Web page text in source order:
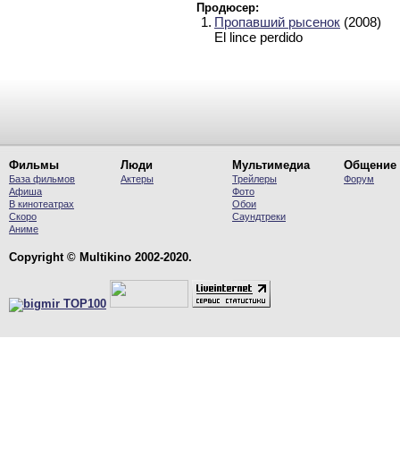
Продюсер:
1. Пропавший рысенок (2008)
El lince perdido
Фильмы
База фильмов
Афиша
В кинотеатрах
Скоро
Аниме
Люди
Актеры
Мультимедиа
Трейлеры
Фото
Обои
Саундтреки
Общение
Форум
Copyright © Multikino 2002-2020.